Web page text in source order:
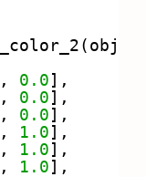
, 0.0],
, 0.0],
, 0.0],
, 1.0],
, 1.0],
, 1.0],